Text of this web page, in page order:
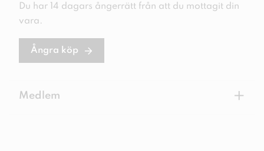
Du har 14 dagars ångerrätt från att du mottagit din
vara.
Ångra köp
Medlem +